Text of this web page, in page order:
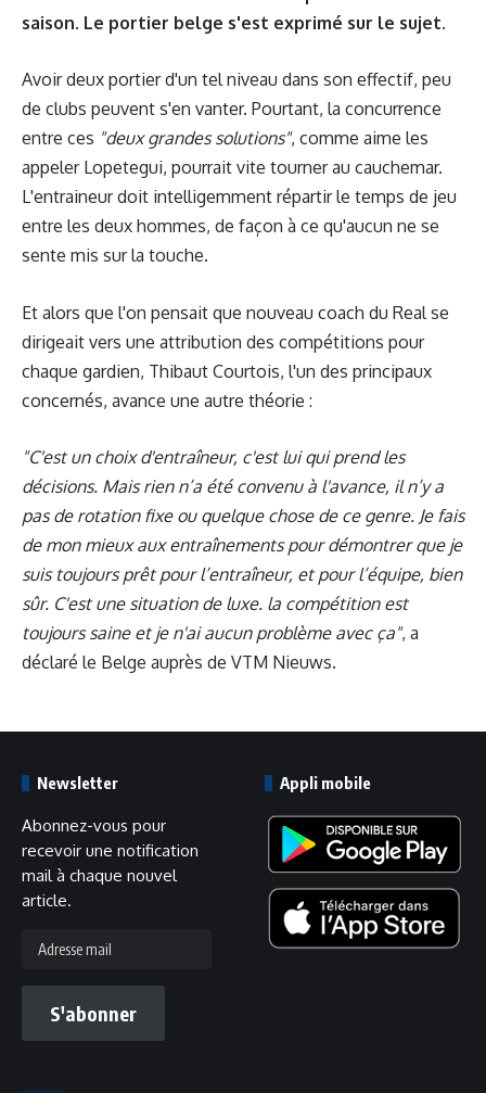
saison. Le portier belge s'est exprimé sur le sujet.
Avoir deux portier d'un tel niveau dans son effectif, peu
de clubs peuvent s'en vanter. Pourtant, la concurrence
entre ces "deux grandes solutions", comme aime les
appeler Lopetegui, pourrait vite tourner au cauchemar.
L'entraineur doit intelligemment répartir le temps de jeu
entre les deux hommes, de façon à ce qu'aucun ne se
sente mis sur la touche.
Et alors que l'on pensait que nouveau coach du Real se
dirigeait vers une attribution des compétitions pour
chaque gardien, Thibaut Courtois, l'un des principaux
concernés, avance une autre théorie :
"C'est un choix d'entraîneur, c'est lui qui prend les
décisions. Mais rien n’a été convenu à l'avance, il n’y a
pas de rotation fixe ou quelque chose de ce genre. Je fais
de mon mieux aux entraînements pour démontrer que je
suis toujours prêt pour l’entraîneur, et pour l’équipe, bien
sûr. C'est une situation de luxe. la compétition est
toujours saine et je n'ai aucun problème avec ça", a
déclaré le Belge auprès de VTM Nieuws.
Newsletter
Abonnez-vous pour
recevoir une notification
mail à chaque nouvel
article.
mail
S'abonner
Appli mobile